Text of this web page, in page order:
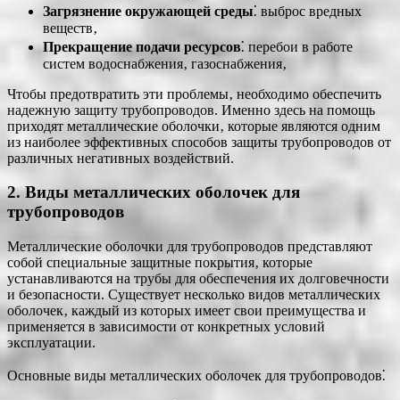
Загрязнение окружающей среды⁚ выброс вредных
веществ‚
Прекращение подачи ресурсов⁚ перебои в работе
систем водоснабжения‚ газоснабжения‚
Чтобы предотвратить эти проблемы‚ необходимо обеспечить
надежную защиту трубопроводов. Именно здесь на помощь
приходят металлические оболочки‚ которые являются одним
из наиболее эффективных способов защиты трубопроводов от
различных негативных воздействий.
2. Виды металлических оболочек для
трубопроводов
Металлические оболочки для трубопроводов представляют
собой специальные защитные покрытия‚ которые
устанавливаются на трубы для обеспечения их долговечности
и безопасности. Существует несколько видов металлических
оболочек‚ каждый из которых имеет свои преимущества и
применяется в зависимости от конкретных условий
эксплуатации.
Основные виды металлических оболочек для трубопроводов⁚